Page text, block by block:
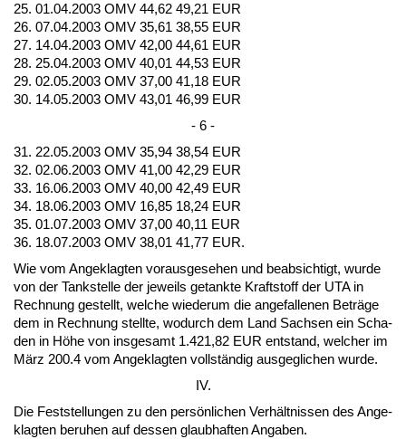
25. 01.04.2003 OMV 44,62 49,21 EUR
26. 07.04.2003 OMV 35,61 38,55 EUR
27. 14.04.2003 OMV 42,00 44,61 EUR
28. 25.04.2003 OMV 40,01 44,53 EUR
29. 02.05.2003 OMV 37,00 41,18 EUR
30. 14.05.2003 OMV 43,01 46,99 EUR
- 6 -
31. 22.05.2003 OMV 35,94 38,54 EUR
32. 02.06.2003 OMV 41,00 42,29 EUR
33. 16.06.2003 OMV 40,00 42,49 EUR
34. 18.06.2003 OMV 16,85 18,24 EUR
35. 01.07.2003 OMV 37,00 40,11 EUR
36. 18.07.2003 OMV 38,01 41,77 EUR.
Wie vom An­ge­klag­ten vor­aus­ge­se­hen und be­ab­sich­tigt, wur­de
von der Tank­stel­le der je­weils ge­tank­te Kraft­stoff der UTA in
Rech­nung ge­stellt, wel­che wie­der­um die an­ge­fal­le­nen Beträge
dem in Rech­nung stell­te, wo­durch dem Land Sach­sen ein Scha­
den in Höhe von ins­ge­samt 1.421,82 EUR ent­stand, wel­cher im
März 200.4 vom An­ge­klag­ten vollständig aus­ge­gli­chen wur­de.
IV.
Die Fest­stel­lun­gen zu den persönli­chen Verhält­nis­sen des An­ge­
klag­ten be­ru­hen auf des­sen glaub­haf­ten An­ga­ben.